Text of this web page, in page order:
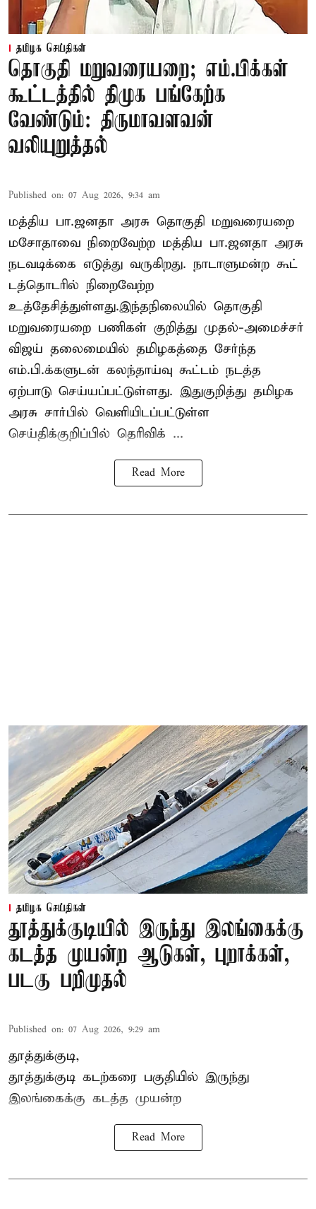
தமிழக செய்திகள்
தொகுதி மறுவரையறை; எம்.பிக்கள்
கூட்டத்தில் திமுக பங்கேற்க
வேண்டும்: திருமாவளவன்
வலியுறுத்தல்
Published on: 07 Aug 2026, 9:34 am
மத்திய பா.ஜனதா அரசு தொகுதி மறுவரையறை
மசோதாவை நிறைவேற்ற மத்திய பா.ஜனதா அரசு
நடவடிக்கை எடுத்து வருகிறது. நாடாளுமன்ற கூட்
டத்தொடரில் நிறைவேற்ற
உத்தேசித்துள்ளது.இந்தநிலையில் தொகுதி
மறுவரையறை பணிகள் குறித்து முதல்-அமைச்சர்
விஜய் தலைமையில் தமிழகத்தை சேர்ந்த
எம்.பி.க்களுடன் கலந்தாய்வு கூட்டம் நடத்த
ஏற்பாடு செய்யப்பட்டுள்ளது. இதுகுறித்து தமிழக
அரசு சார்பில் வெளியிடப்பட்டுள்ள
செய்திக்குறிப்பில் தெரிவிக் ...
Read More
தமிழக செய்திகள்
தூத்துக்குடியில் இருந்து இலங்கைக்கு
கடத்த முயன்ற ஆடுகள், புறாக்கள்,
படகு பறிமுதல்
Published on: 07 Aug 2026, 9:29 am
தூத்துக்குடி,
தூத்துக்குடி கடற்கரை பகுதியில் இருந்து
இலங்கைக்கு கடத்த முயன்ற
Read More